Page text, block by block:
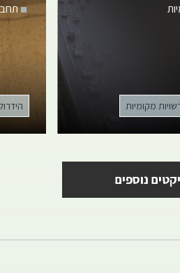
מקומיות
נוספים